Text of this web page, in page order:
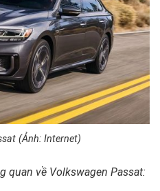
(Ảnh: Internet)
quan về Volkswagen Passat: